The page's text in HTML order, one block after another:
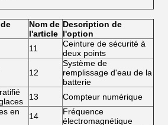
Nom de
l'article
Description de
l'option
11
Ceinture de sécurité à
deux points
12
Système de
remplissage d'eau de la
batterie
13 Compteur numérique
en
14
Fréquence
électromagnétique